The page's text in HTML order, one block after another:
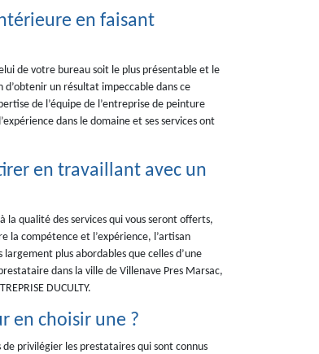
en faisant
de votre bureau soit le plus présentable et le
un résultat impeccable dans ce
de l’équipe de l’entreprise de peinture
dans le domaine et ses services ont
en travaillant avec un
qualité des services qui vous seront offerts,
la compétence et l’expérience, l’artisan
plus abordables que celles d’une
dans la ville de Villenave Pres Marsac,
DUCULTY.
en choisir une ?
privilégier les prestataires qui sont connus